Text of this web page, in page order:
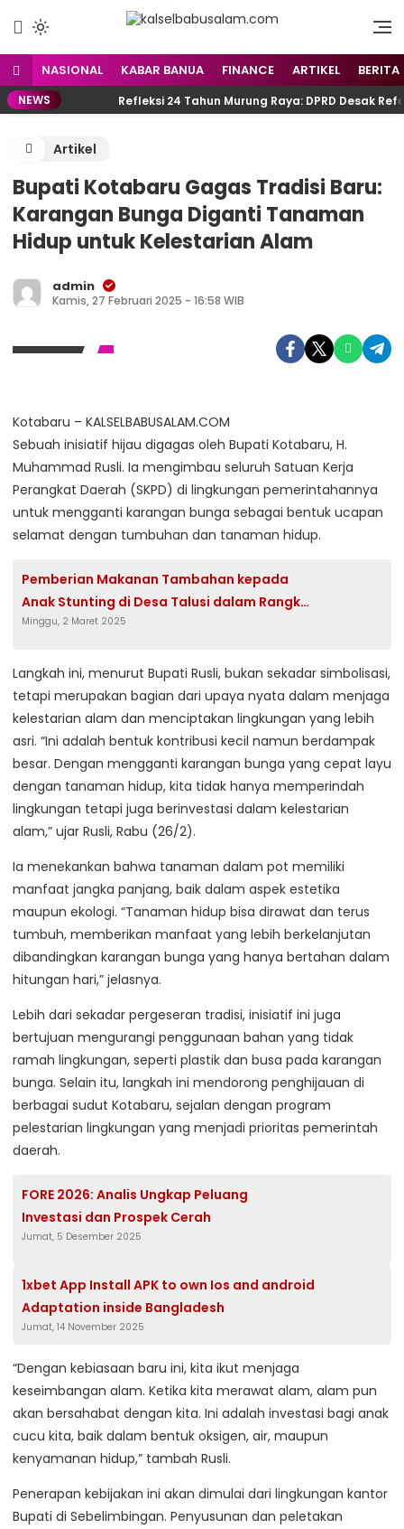
NASIONAL KABAR BANUA FINANCE ARTIKEL BERITA
NEWS Refleksi 24 Tahun Murung Raya: DPRD Desak
Artikel
Bupati Kotabaru Gagas Tradisi Baru:
Karangan Bunga Diganti Tanaman
Hidup untuk Kelestarian Alam
admin
Kamis, 27 Februari 2025 - 16:58 WIB
Kotabaru – KALSELBABUSALAM.COM
Sebuah inisiatif hijau digagas oleh Bupati Kotabaru, H.
Muhammad Rusli. Ia mengimbau seluruh Satuan Kerja
Perangkat Daerah (SKPD) di lingkungan pemerintahannya
untuk mengganti karangan bunga sebagai bentuk ucapan
selamat dengan tumbuhan dan tanaman hidup.
Pemberian Makanan Tambahan kepada
Anak Stunting di Desa Talusi dalam Rangka
TMMD Ke-123
Minggu, 2 Maret 2025
Langkah ini, menurut Bupati Rusli, bukan sekadar simbolisasi,
tetapi merupakan bagian dari upaya nyata dalam menjaga
kelestarian alam dan menciptakan lingkungan yang lebih
asri. “Ini adalah bentuk kontribusi kecil namun berdampak
besar. Dengan mengganti karangan bunga yang cepat layu
dengan tanaman hidup, kita tidak hanya memperindah
lingkungan tetapi juga berinvestasi dalam kelestarian
alam,” ujar Rusli, Rabu (26/2).
Ia menekankan bahwa tanaman dalam pot memiliki
manfaat jangka panjang, baik dalam aspek estetika
maupun ekologi. “Tanaman hidup bisa dirawat dan terus
tumbuh, memberikan manfaat yang lebih berkelanjutan
dibandingkan karangan bunga yang hanya bertahan dalam
hitungan hari,” jelasnya.
Lebih dari sekadar pergeseran tradisi, inisiatif ini juga
bertujuan mengurangi penggunaan bahan yang tidak
ramah lingkungan, seperti plastik dan busa pada karangan
bunga. Selain itu, langkah ini mendorong penghijauan di
berbagai sudut Kotabaru, sejalan dengan program
pelestarian lingkungan yang menjadi prioritas pemerintah
daerah.
FORE 2026: Analis Ungkap Peluang
Investasi dan Prospek Cerah
Jumat, 5 Desember 2025
1xbet App Install APK to own Ios and android
Adaptation inside Bangladesh
Jumat, 14 November 2025
“Dengan kebiasaan baru ini, kita ikut menjaga
keseimbangan alam. Ketika kita merawat alam, alam pun
akan bersahabat dengan kita. Ini adalah investasi bagi anak
cucu kita, baik dalam bentuk oksigen, air, maupun
kenyamanan hidup,” tambah Rusli.
Penerapan kebijakan ini akan dimulai dari lingkungan kantor
Bupati di Sebelimbingan. Penyusunan dan peletakan